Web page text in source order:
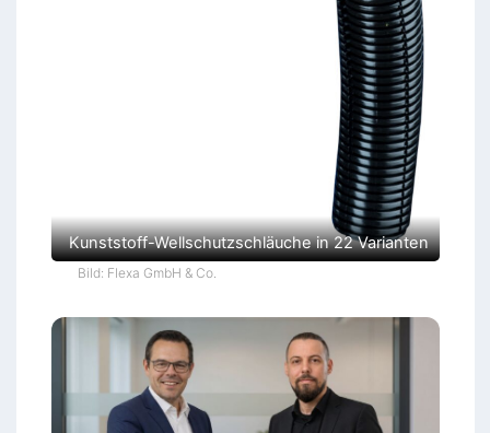
Kunststoff-Wellschutzschläuche in 22 Varianten
Bild: Flexa GmbH & Co.